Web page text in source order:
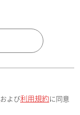
および利用規約 に同意